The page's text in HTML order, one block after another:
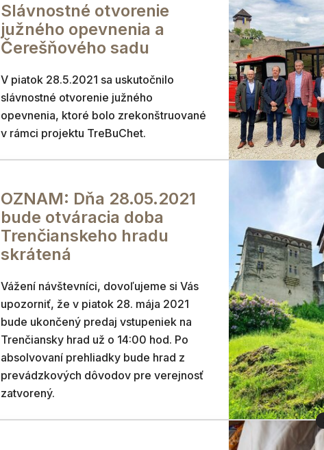
Slávnostné otvorenie
južného opevnenia a
Čerešňového sadu
V piatok 28.5.2021 sa uskutočnilo
slávnostné otvorenie južného
opevnenia, ktoré bolo zrekonštruované
v rámci projektu TreBuChet.
OZNAM: Dňa 28.05.2021
bude otváracia doba
Trenčianskeho hradu
skrátená
Vážení návštevníci, dovoľujeme si Vás
upozorniť, že v piatok 28. mája 2021
bude ukončený predaj vstupeniek na
Trenčiansky hrad už o 14:00 hod. Po
absolvovaní prehliadky bude hrad z
prevádzkových dôvodov pre verejnosť
zatvorený.